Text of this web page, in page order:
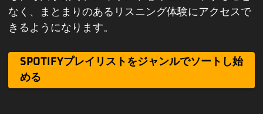
なく、まとまりのあるリスニング体験にアクセスで
きるようになります。
SPOTIFYプレイリストをジャンルでソートし始
める